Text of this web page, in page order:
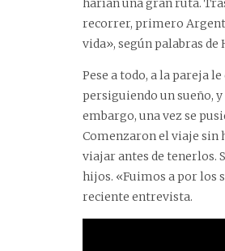
harían una gran ruta.
recorrer, primero
vida», según palabras
Pese a todo, a la pareja
persiguiendo un sueño, y
embargo, una vez se
Comenzaron el viaje sin
viajar antes de tenerlos.
hijos. «Fuimos a por los
reciente entrevista.